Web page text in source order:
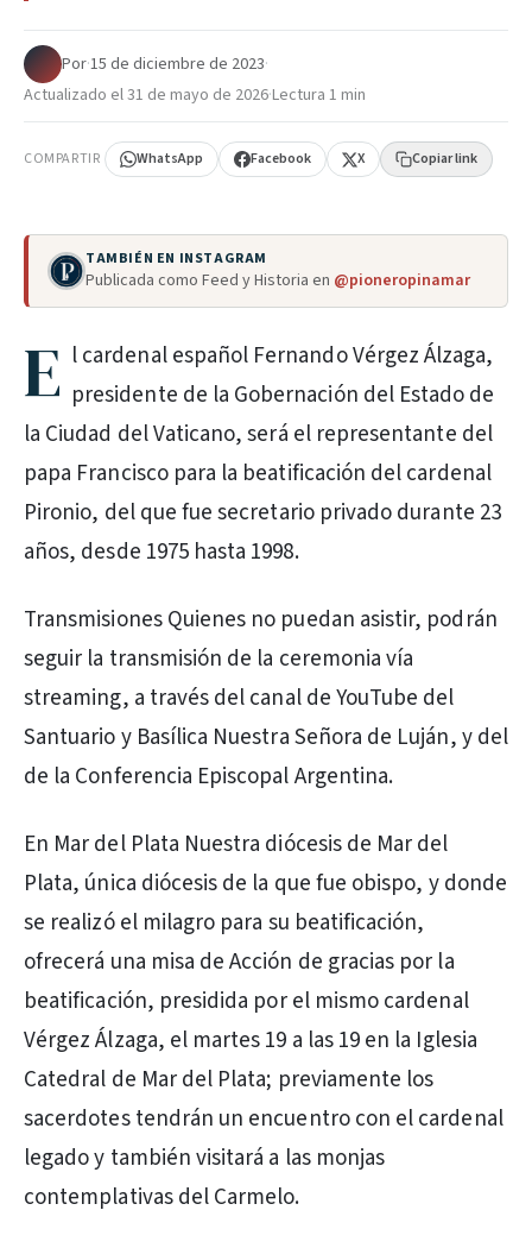
Por·15 de diciembre de 2023·
Actualizado el31 de mayo de 2026·Lectura 1 min
COMPARTIR WhatsApp Facebook X Copiar link
TAMBIÉN EN INSTAGRAM
Publicada como Feed y Historia en @pioneropinamar
E l cardenal español Fernando Vérgez Álzaga,
presidente de la Gobernación del Estado de
la Ciudad del Vaticano, será el representante del
papa Francisco para la beatificación del cardenal
Pironio, del que fue secretario privado durante 23
años, desde 1975 hasta 1998.
Transmisiones Quienes no puedan asistir, podrán
seguir la transmisión de la ceremonia vía
streaming, a través del canal de YouTube del
Santuario y Basílica Nuestra Señora de Luján, y del
de la Conferencia Episcopal Argentina.
En Mar del Plata Nuestra diócesis de Mar del
Plata, única diócesis de la que fue obispo, y donde
se realizó el milagro para su beatificación,
ofrecerá una misa de Acción de gracias por la
beatificación, presidida por el mismo cardenal
Vérgez Álzaga, el martes 19 a las 19 en la Iglesia
Catedral de Mar del Plata; previamente los
sacerdotes tendrán un encuentro con el cardenal
legado y también visitará a las monjas
contemplativas del Carmelo.